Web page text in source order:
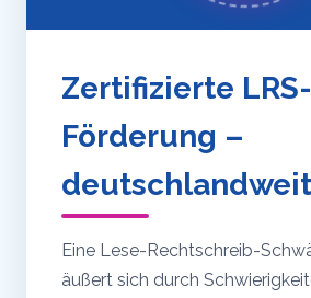
Zertifizierte LRS-
Förderung –
deutschlandweit
Eine Lese-Rechtschreib-
äußert sich durch